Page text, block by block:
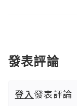
發表評論
登入發表評論